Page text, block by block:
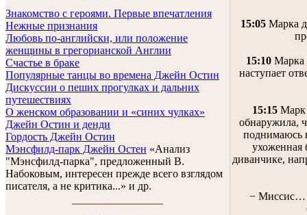
Знакомство с героями. Первые впечатления
Нежные признания
Любовь по-английски, или положение
женщины в грегорианской Англии
Счастье в браке
Популярные танцы во времена Джейн Остин
Дискуссии о пеших прогулках и дальних
путешествиях
О женском образовании и «синих чулках»
Джейн Остин и денди
Гордость Джейн Остин
Мэнсфилд-парк Джейн Остен «Анализ
"Мэнсфилд-парка", предложенный В.
Набоковым, интересен прежде всего взглядом
писателя, а не критика...» и др.
15:05 Марка
15:10Марка
наступает
15:15Марк
обнаружила,
поднимаюсь
ухоженная
диванчике,
− Миссис…